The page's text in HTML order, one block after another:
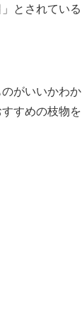
とされている
がいいかわか
すめの枝物を